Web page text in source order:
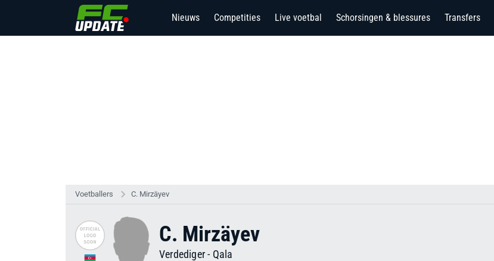
Nieuws Competities Live voetbal Schorsingen & blessures Transfers
Voetballers C. Mirzäyev
C. Mirzäyev
Verdediger- Qala